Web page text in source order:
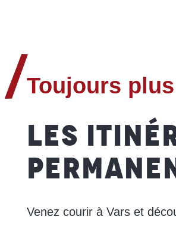
Toujours plus
LES
Venez courir à Vars et